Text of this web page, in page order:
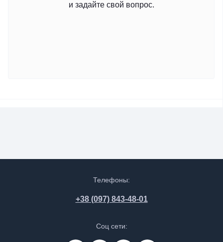
и задайте свой вопрос.
Телефоны:
+38 (097) 843-48-01
Соц сети: